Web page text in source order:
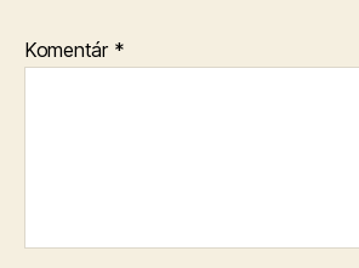
Komentár *